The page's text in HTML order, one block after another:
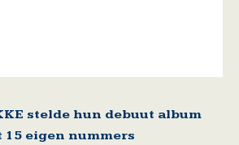
stelde hun debuut album
eigen nummers